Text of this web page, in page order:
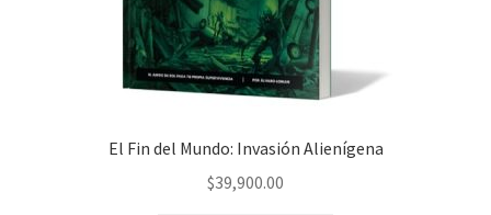
El Fin del Mundo: Invasión Alienígena
$39,900.00